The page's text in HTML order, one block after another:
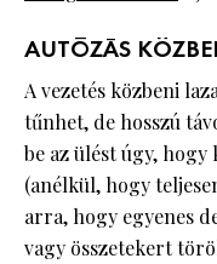
AUTÓZÁS
A vezetés közbeni
tűnhet, de hosszú
be az ülést úgy,
(anélkül, hogy
arra, hogy egyenes
vagy összetekert